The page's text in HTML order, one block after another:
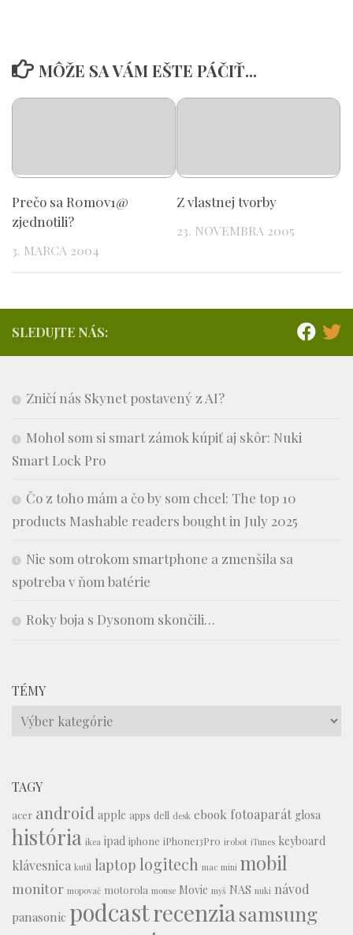
MÔŽE SA VÁM EŠTE PÁČIŤ...
Prečo sa R0m0v1@
zjednotili?
3. MARCA 2004
Z vlastnej tvorby
23. NOVEMBRA 2005
SLEDUJTE NÁS:
Zničí nás Skynet postavený z AI?
Mohol som si smart zámok kúpiť aj skôr: Nuki
Smart Lock Pro
Čo z toho mám a čo by som chcel: The top 10
products Mashable readers bought in July 2025
Nie som otrokom smartphone a zmenšila sa
spotreba v ňom batérie
Roky boja s Dysonom skončili…
TÉMY
Témy
TAGY
acer android apple apps dell desk ebook fotoaparát glosa
história ikea ipad iphone iPhone13Pro irobot iTunes keyboard
klávesnica kutil laptop logitech mac mini mobil
monitor mopovač motorola mouse Movie myš NAS nuki návod
panasonic podcastrecenziasamsung